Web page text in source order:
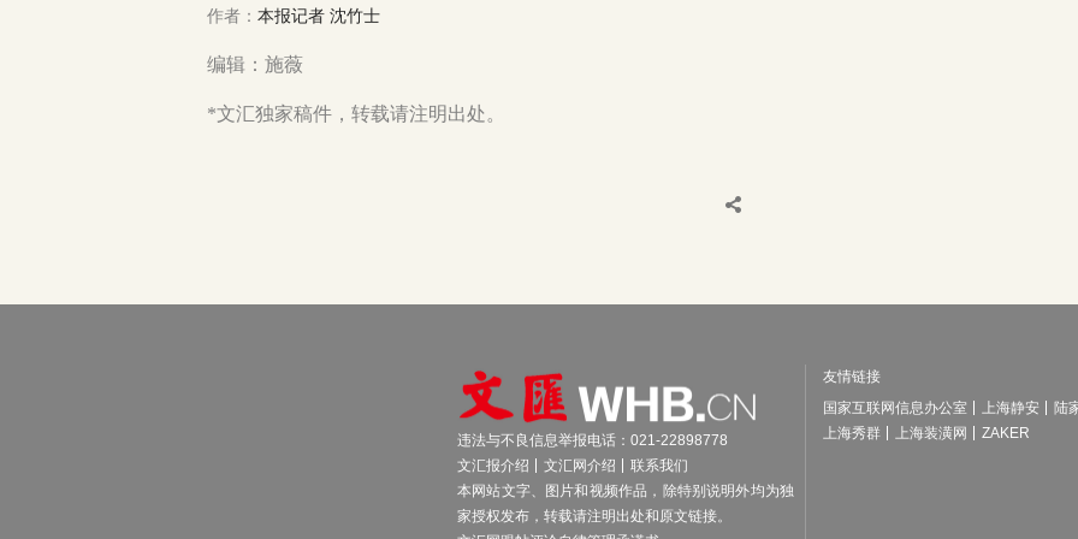
作者： 本报记者 沈竹士
编辑：施薇
*文汇独家稿件，转载请注明出处。
违法与不良信息举报电话：021-22898778
文汇报介绍
文汇网介绍
联系我们
本网站文字、图片和视频作品，除特别说明外均为独
家授权发布，转载请注明出处和原文链接。
友情链接
国家互联网信息办公室
上海静安
陆
上海秀群
上海装潢网 ZAKER